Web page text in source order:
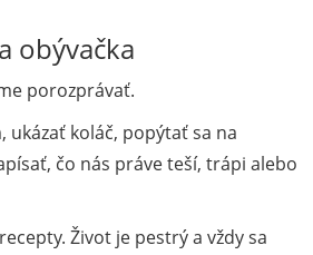
obývačka
porozprávať.
ukázať koláč, popýtať sa na
čo nás práve teší, trápi alebo
Život je pestrý a vždy sa